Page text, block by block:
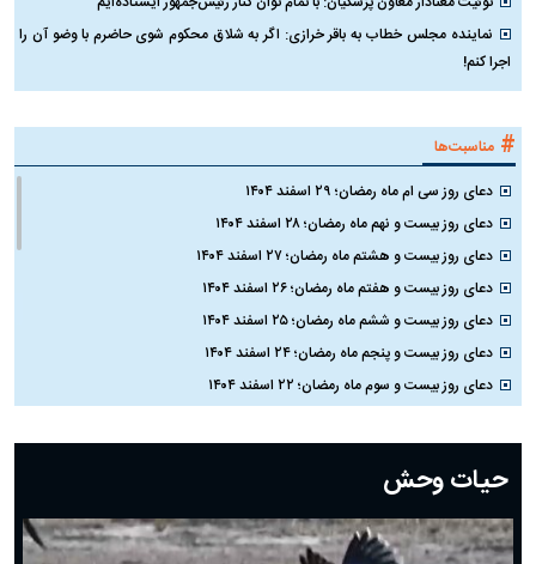
نماینده مجلس خطاب به باقر خرازی: اگر به شلاق محکوم شوی حاضرم با وضو آن را
اجرا کنم!
# مناسبت‌ها
دعای روز سی ام ماه رمضان؛ ۲۹ اسفند ۱۴۰۴
دعای روز بیست و نهم ماه رمضان؛ ۲۸ اسفند ۱۴۰۴
دعای روز بیست و هشتم ماه رمضان؛ ۲۷ اسفند ۱۴۰۴
دعای روز بیست و هفتم ماه رمضان؛ ۲۶ اسفند ۱۴۰۴
دعای روز بیست و ششم ماه رمضان؛ ۲۵ اسفند ۱۴۰۴
دعای روز بیست و پنجم ماه رمضان؛ ۲۴ اسفند ۱۴۰۴
دعای روز بیست و سوم ماه رمضان؛ ۲۲ اسفند ۱۴۰۴
دعای روز بیستم ماه رمضان؛ ۱۹ اسفند ۱۴۰۴
دعای روز هشتم ماه مبارک رمضان؛ ۷ اسفند ماه ۱۴۰۴
دعای روز هفتم ماه رمضان؛ ۶ اسفند ۱۴۰۴
دعای روز ششم ماه رمضان؛ ۵ اسفند ۱۴۰۴
حیات وحش